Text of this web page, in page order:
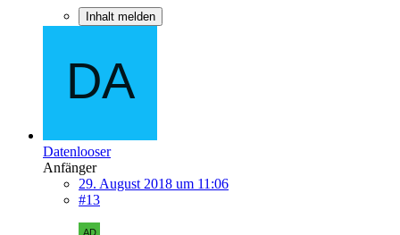
Inhalt melden
Datenlooser
Anfänger
29. August 2018 um 11:06
#13